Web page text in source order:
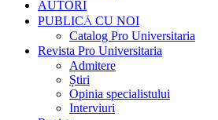
AUTORI
PUBLICĂ CU NOI
Catalog Pro Universitaria
Revista Pro Universitaria
Admitere
Știri
Opinia specialistului
Interviuri